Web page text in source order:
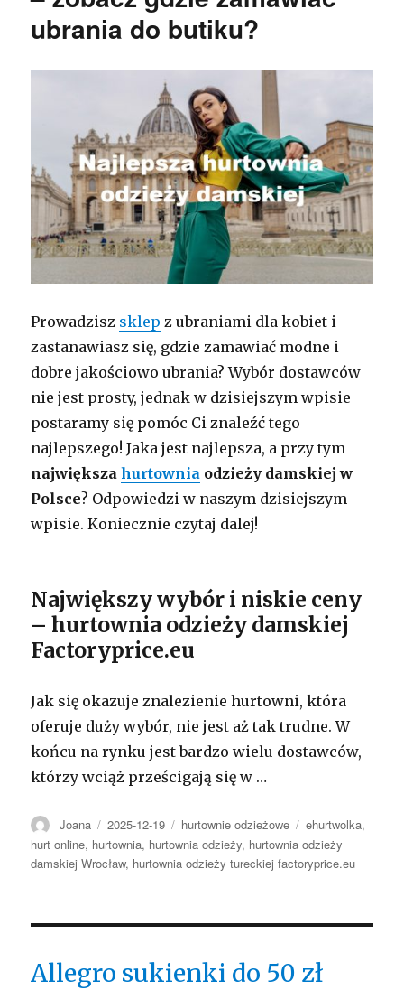
ubrania do butiku?
Prowadzisz sklep z ubraniami dla kobiet i
zastanawiasz się, gdzie zamawiać modne i
dobre jakościowo ubrania? Wybór dostawców
nie jest prosty, jednak w dzisiejszym wpisie
postaramy się pomóc Ci znaleźć tego
najlepszego! Jaka jest najlepsza, a przy tym
największahurtownia odzieży damskiej w
Polsce? Odpowiedzi w naszym dzisiejszym
wpisie. Koniecznie czytaj dalej!
Największy wybór i niskie ceny
– hurtownia odzieży damskiej
Factoryprice.eu
Jak się okazuje znalezienie hurtowni, która
oferuje duży wybór, nie jest aż tak trudne. W
końcu na rynku jest bardzo wielu dostawców,
którzy wciąż prześcigają się w …
Autor
Joana Opublikowano
2025-12-19 Kategorie
hurtownie odzieżowe Tagi
ehurtwolka,
hurt online, hurtownia, hurtownia odzieży, hurtownia odzieży
damskiej Wrocław, hurtownia odzieży tureckiej factoryprice.eu
Allegro sukienki do 50 zł